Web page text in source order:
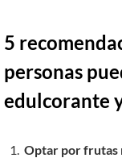
5
personas
edulcorante
Optar por frutas